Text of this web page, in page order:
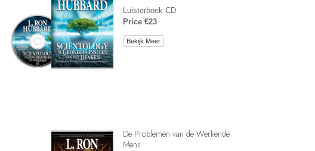
Luisterboek CD
Price €23
Bekijk Meer
De Problemen van de Werkende
Mens